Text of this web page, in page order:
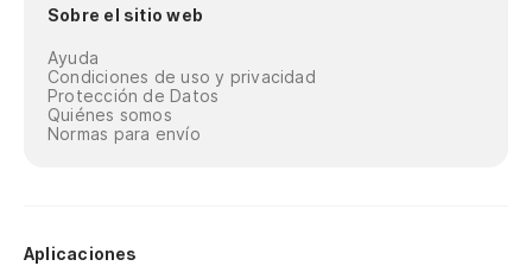
Sobre el sitio web
Ayuda
Condiciones de uso y privacidad
Protección de Datos
Quiénes somos
Normas para envío
Aplicaciones